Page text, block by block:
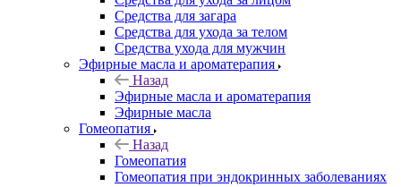
Средства для загара
Средства для ухода за телом
Средства ухода для мужчин
Эфирные масла и ароматерапия
Назад
Эфирные масла и ароматерапия
Эфирные масла
Гомеопатия
Назад
Гомеопатия
Гомеопатия при эндокринных заболеваниях